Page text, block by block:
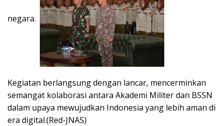
negara.
Kegiatan berlangsung dengan lancar, mencerminkan
semangat kolaborasi antara Akademi Militer dan BSSN
dalam upaya mewujudkan Indonesia yang lebih aman di
era digital.(Red-JNAS)